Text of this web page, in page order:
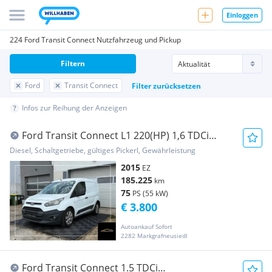
Einloggen
224 Ford Transit Connect Nutzfahrzeug und Pickup
Ford Transit Connect Filter zurücksetzen
Filtern
Infos zur Reihung der Anzeigen
Ford Transit Connect L1 220(HP) 1,6 TDCi
Ambiente Transporter / Kastenwagen
Diesel, Schaltgetriebe, gültiges Pickerl, Gewährleistung
2015 EZ
185.225 km
75 PS (55 kW)
Autoankauf Sofort
2282 Markgrafneusiedl
€ 3.800
Ford Transit Connect 1.5 TDCi